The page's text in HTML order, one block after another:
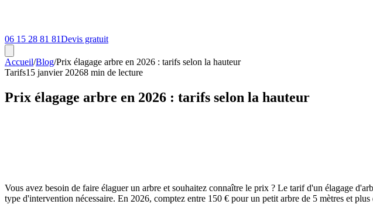
06 15 28 81 81Devis gratuit
Accueil/Blog/Prix élagage arbre en 2026 : tarifs selon la hauteur
Tarifs15 janvier 20268 min de lecture
Prix élagage arbre en 2026 : tarifs selon la hauteur
Vous avez besoin de faire élaguer un arbre et souhaitez connaître le prix ? Le tarif d'un élagage
type d'intervention nécessaire. En 2026, comptez entre 150 € pour un petit arbre de 5 mètres et